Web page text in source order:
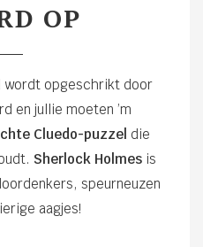
OP
wordt opgeschrikt door
en jullie moeten ’m
Cluedo-puzzel die
Sherlock Holmesis
speurneuzen
aagjes!